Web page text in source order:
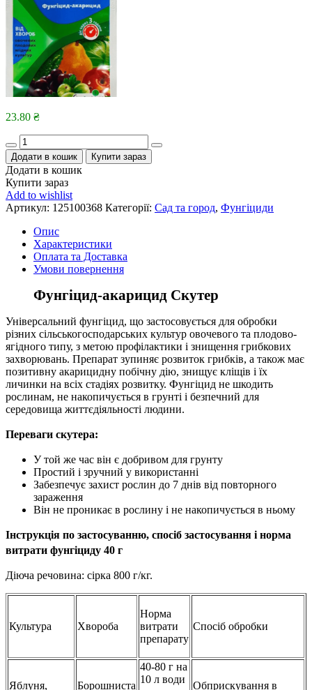
23.80 ₴
Quantity
Додати в кошик Купити зараз
Додати в кошик
Купити зараз
Add to wishlist
Артикул: 125100368 Категорії: Сад та город, Фунгіциди
Опис
Характеристики
Оплата та Доставка
Умови повернення
Фунгіцид-акарицид Скутер
Універсальний фунгіцид, що застосовується для обробки
різних сільськогосподарських культур овочевого та плодово-
ягідного типу, з метою профілактики і знищення грибкових
захворювань. Препарат зупиняє розвиток грибків, а також має
позитивну акарицидну побічну дію, знищує кліщів і їх
личинки на всіх стадіях розвитку. Фунгіцид не шкодить
рослинам, не накопичується в грунті і безпечний для
середовища життєдіяльності людини.
Переваги скутера:
У той же час він є добривом для грунту
Простий і зручний у використанні
Забезпечує захист рослин до 7 днів від повторного
зараження
Він не проникає в рослину і не накопичується в ньому
Інструкція по застосуванню, спосіб застосування і норма
витрати фунгіциду 40 г
Діюча речовина: сірка 800 г/кг.
Культура Хвороба
Норма
витрати
препарату
Спосіб обробки
Яблуня, Борошниста
40-80 г на
10 л води
Обприскування в